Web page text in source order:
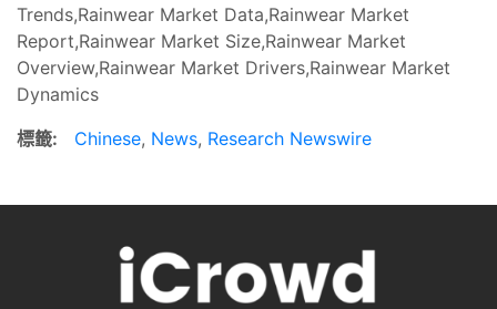
Trends,Rainwear Market Data,Rainwear Market
Report,Rainwear Market Size,Rainwear Market
Overview,Rainwear Market Drivers,Rainwear Market
Dynamics
標籤:
Chinese, News, Research Newswire